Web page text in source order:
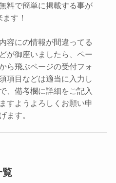
料で簡単に掲載する事が
ます！
容にの情報が間違ってる
が御座いましたら、ペー
ら飛ぶページの受付フォ
項目などは適当に入力し
、備考欄に詳細をご記入
すようよろしくお願い申
ます。
覧